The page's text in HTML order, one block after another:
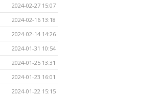
2024-02-27 15:07
2024-02-16 13:18
2024-02-14 14:26
2024-01-31 10:54
2024-01-25 13:31
2024-01-23 16:01
2024-01-22 15:15